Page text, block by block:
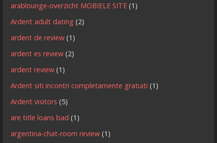
arablounge-overzicht MOBIELE SITE (1)
Ardent adult dating (2)
ardent de review (1)
ardent es review (2)
ardent review (1)
Ardent siti incontri completamente gratuiti (1)
Ardent visitors (5)
are title loans bad (1)
argentina-chat-room review (1)